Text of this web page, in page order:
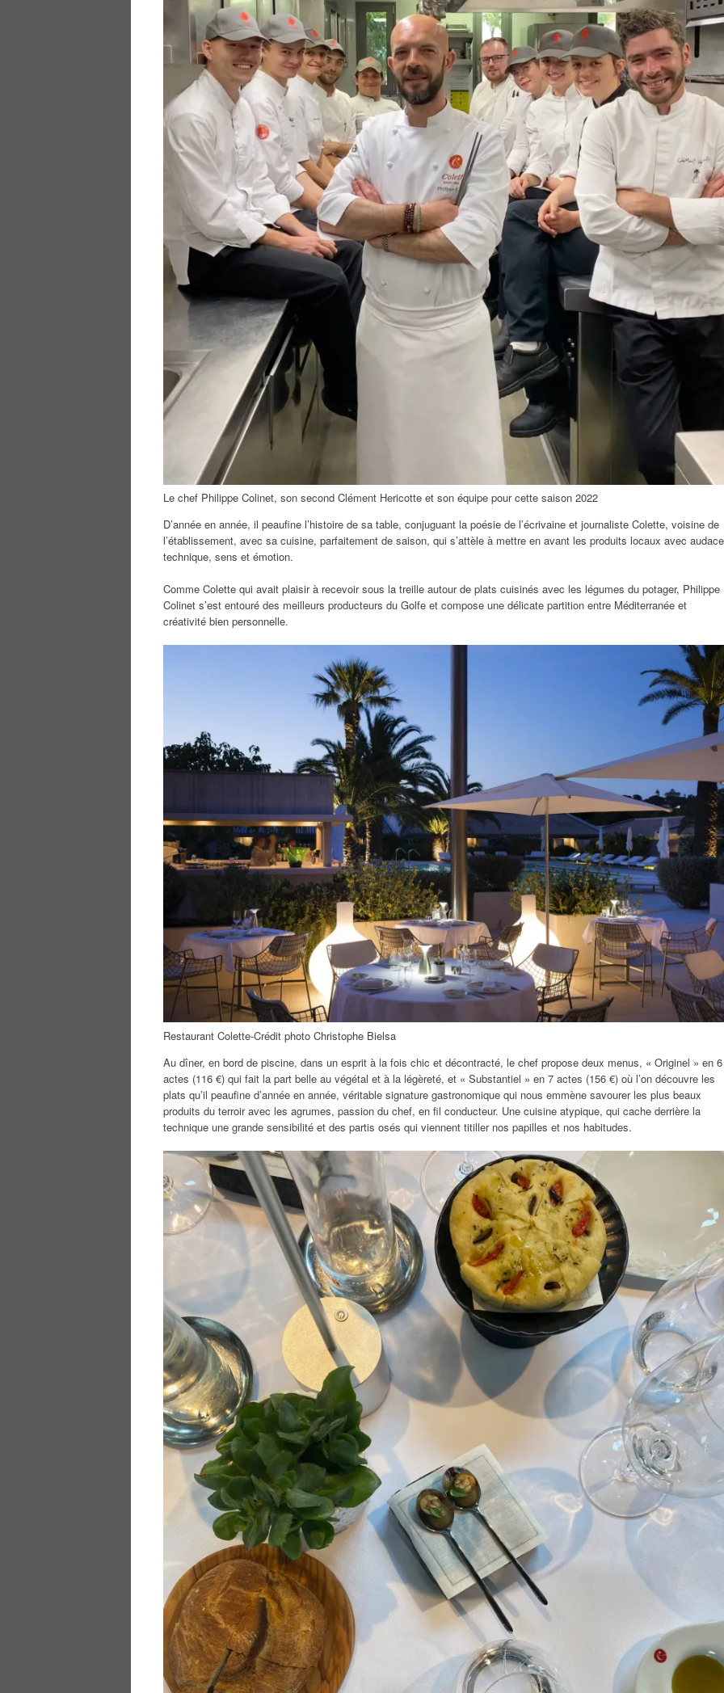
Le chef Philippe Colinet, son second Clément Hericotte et son équipe pour cette saison 2022
D’année en année, il peaufine l’histoire de sa table, conjuguant la poésie de l’écrivaine et journaliste Colette, voisine de
l’établissement, avec sa cuisine, parfaitement de saison, qui s’attèle à mettre en avant les produits locaux avec
technique, sens et émotion.
Comme Colette qui avait plaisir à recevoir sous la treille autour de plats cuisinés avec les légumes du potager, Philippe
Colinet s’est entouré des meilleurs producteurs du Golfe et compose une délicate partition entre Méditerranée et
créativité bien personnelle.
Restaurant Colette-Crédit photo Christophe Bielsa
Au dîner, en bord de piscine, dans un esprit à la fois chic et décontracté, le chef propose deux menus, « Originel » en 6
actes (116 €) qui fait la part belle au végétal et à la légèreté, et « Substantiel » en 7 actes (156 €) où l’on découvre les
plats qu’il peaufine d’année en année, véritable signature gastronomique qui nous emmène savourer les plus beaux
produits du terroir avec les agrumes, passion du chef, en fil conducteur. Une cuisine atypique, qui cache derrière la
technique une grande sensibilité et des partis osés qui viennent titiller nos papilles et nos habitudes.